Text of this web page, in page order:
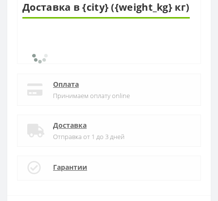
Доставка в {city} ({weight_kg} кг)
Оплата
Принимаем оплату online
Доставка
Отправка от 1 до 3 дней
Гарантии